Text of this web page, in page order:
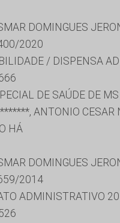
DOMINGUES
2020
/ DISPENSA
DE SAÚDE DE MS
ANTONIO CESAR
HÁ
DOMINGUES
2014
ADMINISTRATIVO